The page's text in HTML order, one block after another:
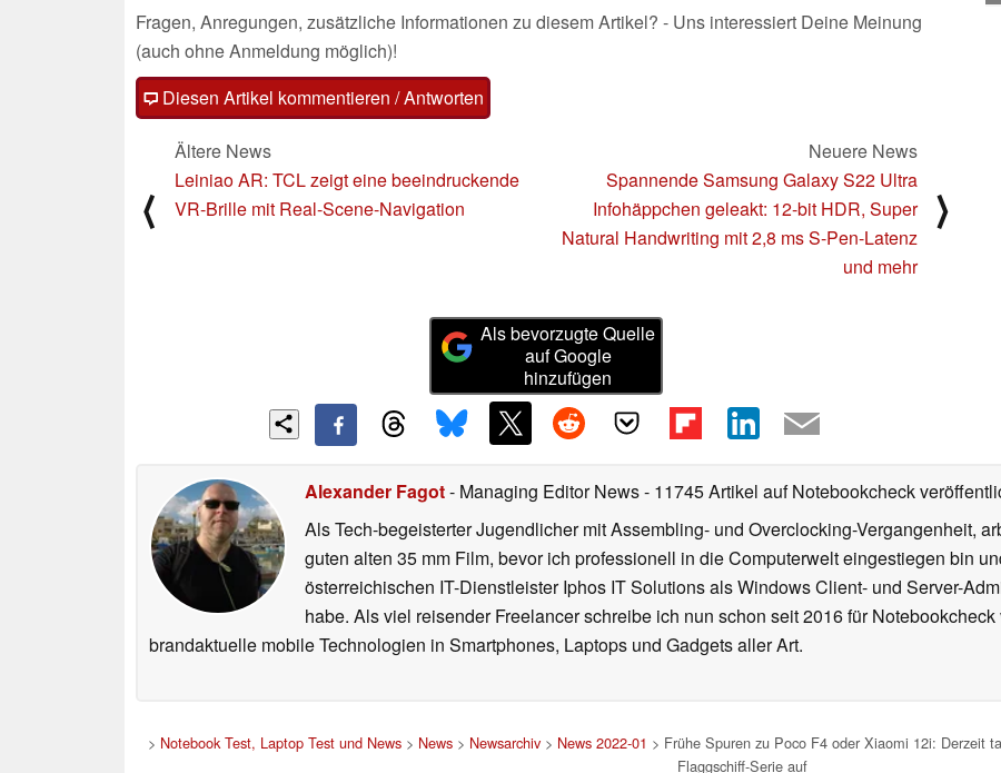
Fragen, Anregungen, zusätzliche Informationen zu diesem Artikel? - Uns interessiert Deine Meinung
(auch ohne Anmeldung möglich)!
Diesen Artikel kommentieren / Antworten
⟨
Ältere News
Leiniao AR: TCL zeigt eine beeindruckende
VR-Brille mit Real-Scene-Navigation
Neuere News
Spannende Samsung Galaxy S22 Ultra
Infohäppchen geleakt: 12-bit HDR, Super
Natural Handwriting mit 2,8 ms S-Pen-Latenz
und mehr
⟩
Als bevorzugte Quelle
auf Google
hinzufügen
Alexander Fagot- Managing Editor News- 11745 Artikel auf Notebookcheck
Als Tech-begeisterter Jugendlicher mit Assembling- und Overclocking-Vergangenheit,
guten alten 35 mm Film, bevor ich professionell in die Computerwelt eingestiegen bin
österreichischen IT-Dienstleister Iphos IT Solutions als Windows Client- und Server-
habe. Als viel reisender Freelancer schreibe ich nun schon seit 2016 für
brandaktuelle mobile Technologien in Smartphones, Laptops und Gadgets aller Art.
> Notebook Test, Laptop Test und News > News > Newsarchiv > News 2022-01 > Frühe Spuren zu Poco F4 oder Xiaomi 12i: Derzeit
Flaggschiff-Serie auf